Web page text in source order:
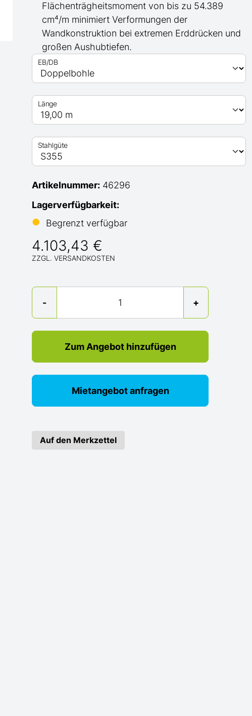
Flächenträgheitsmoment von bis zu 54.389
cm⁴/m minimiert Verformungen der
Wandkonstruktion bei extremen Erddrücken und
großen Aushubtiefen.
EB/DB
Länge
Stahlgüte
Artikelnummer: 46296
Lagerverfügbarkeit:
●
Begrenzt verfügbar
4.103,43 €
ZZGL. VERSANDKOSTEN
-
Menge
+
Zum Angebot hinzufügen
Mietangebot anfragen
Auf den Merkzettel